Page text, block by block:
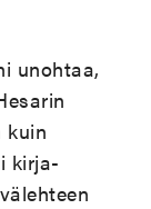
unohtaa,
kuin
kirja-